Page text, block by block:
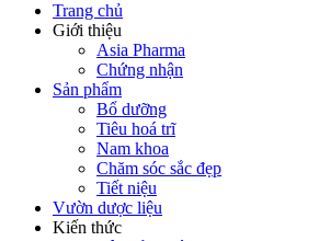
Trang chủ
Giới thiệu
Asia Pharma
Chứng nhận
Sản phẩm
Bổ dưỡng
Tiêu hoá trĩ
Nam khoa
Chăm sóc sắc đẹp
Tiết niệu
Vườn dược liệu
Kiến thức